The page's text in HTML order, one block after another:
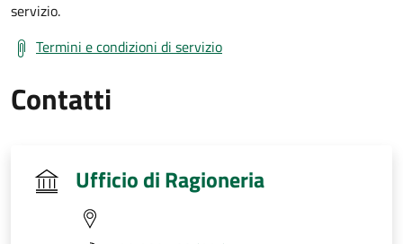
servizio.
Termini e condizioni di servizio
Contatti
Ufficio di Ragioneria